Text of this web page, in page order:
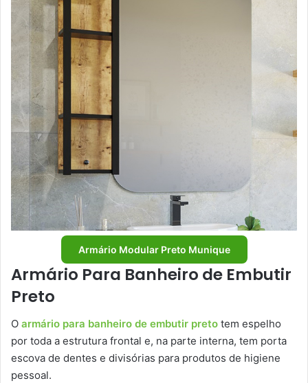
Armário Modular Preto Munique
Armário Para Banheiro de Embutir
Preto
O armário para banheiro de embutir preto tem espelho
por toda a estrutura frontal e, na parte interna, tem porta
escova de dentes e divisórias para produtos de higiene
pessoal.